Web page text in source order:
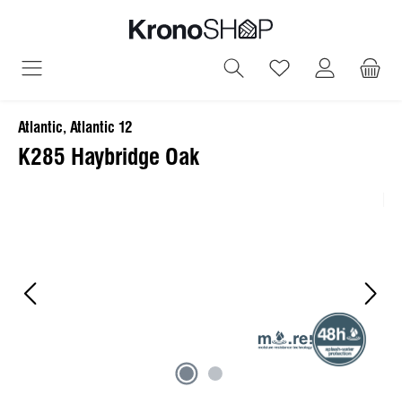
Du hast 0
Atlantic, Atlantic 12
K285 Haybridge Oak